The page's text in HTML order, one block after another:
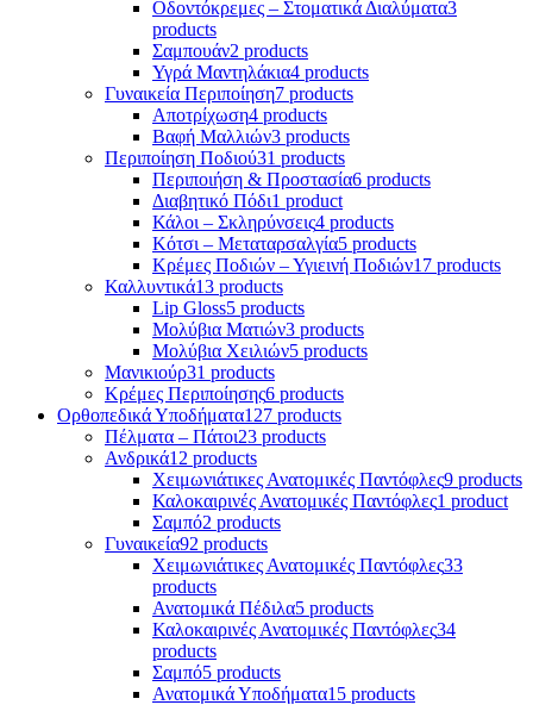
Οδοντόκρεμες – Στοματικά Διαλύματα3
products
Σαμπουάν2 products
Υγρά Μαντηλάκια4 products
Γυναικεία Περιποίηση7 products
Αποτρίχωση4 products
Βαφή Μαλλιών3 products
Περιποίηση Ποδιού31 products
Περιποιήση & Προστασία6 products
Διαβητικό Πόδι1 product
Κάλοι – Σκληρύνσεις4 products
Κότσι – Μεταταρσαλγία5 products
Κρέμες Ποδιών – Υγιεινή Ποδιών17 products
Καλλυντικά13 products
Lip Gloss5 products
Μολύβια Ματιών3 products
Μολύβια Χειλιών5 products
Μανικιούρ31 products
Κρέμες Περιποίησης6 products
Ορθοπεδικά Υποδήματα127 products
Πέλματα – Πάτοι23 products
Ανδρικά12 products
Χειμωνιάτικες Ανατομικές Παντόφλες9 products
Καλοκαιρινές Ανατομικές Παντόφλες1 product
Σαμπό2 products
Γυναικεία92 products
Χειμωνιάτικες Ανατομικές Παντόφλες33
products
Ανατομικά Πέδιλα5 products
Καλοκαιρινές Ανατομικές Παντόφλες34
products
Σαμπό5 products
Ανατομικά Υποδήματα15 products